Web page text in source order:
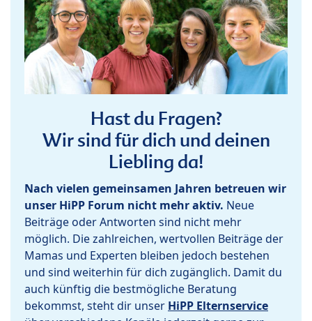
Hast du Fragen?
Wir sind für dich und deinen
Liebling da!
Nach vielen gemeinsamen Jahren betreuen wir
unser HiPP Forum nicht mehr aktiv. Neue
Beiträge oder Antworten sind nicht mehr
möglich. Die zahlreichen, wertvollen Beiträge der
Mamas und Experten bleiben jedoch bestehen
und sind weiterhin für dich zugänglich. Damit du
auch künftig die bestmögliche Beratung
bekommst, steht dir unser HiPP Elternservice